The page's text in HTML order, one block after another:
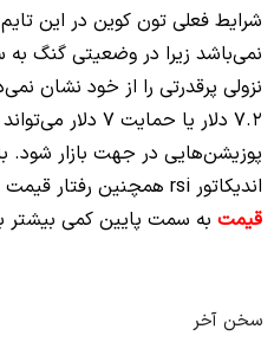
شرایط فعلی تون کوین در این
نمی‌باشد زیرا در وضعیتی گنگ
7.2 دلار یا حمایت
پوزیشن‌هایی در جهت بازار شود.
اندیکاتور rsi همچنین رفتار قیمت در خط EMA20
قیمت به سمت پایین کمی بیشتر
سخن آخر